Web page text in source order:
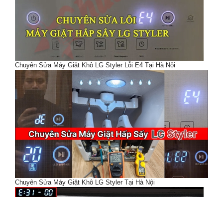
Chuyên Sửa Máy Giặt Khô LG Styler Lỗi E4 Tại Hà Nội
Chuyên Sửa Máy Giặt Khô LG Styler Tại Hà Nội